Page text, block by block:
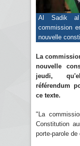
Al Sadik al
commission
nouvelle
La
nouvelle
jeudi,
référendum
ce texte.
"La
Constitution
porte-parole